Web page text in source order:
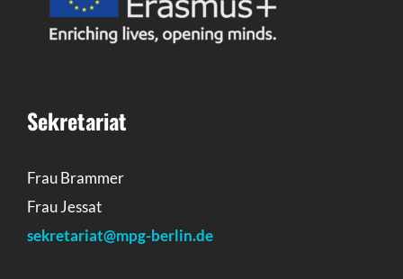
Sekretariat
Frau Brammer
Frau Jessat
sekretariat@mpg-berlin.de